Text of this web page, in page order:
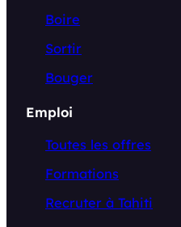
Boire
Sortir
Bouger
Emploi
Toutes les offres
Formations
Recruter à Tahiti